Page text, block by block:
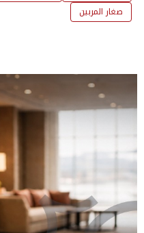
صغار المربين